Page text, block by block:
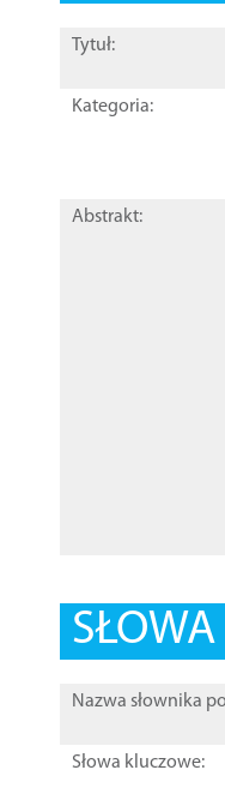
Tytuł:
Kategoria:
Abstrakt:
Nazwa słownika
Słowa kluczowe: